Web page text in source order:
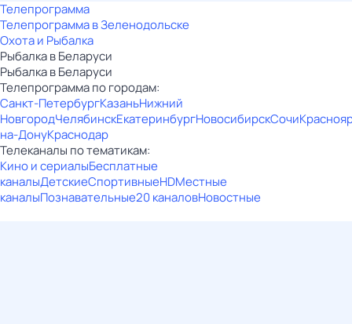
Телепрограмма
Телепрограмма в Зеленодольске
Охота и Рыбалка
Рыбалка в Беларуси
Рыбалка в Беларуси
Телепрограмма по городам:
Санкт-ПетербургКазаньНижний
НовгородЧелябинскЕкатеринбургНовосибирскСочи
на-ДонуКраснодар
Телеканалы по тематикам:
Кино и сериалыБесплатные
каналыДетскиеСпортивныеHDМестные
каналыПознавательные20 каналовНовостные